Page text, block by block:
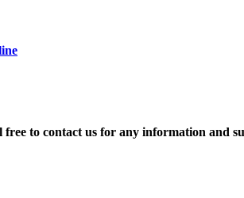
free to contact us for any information and